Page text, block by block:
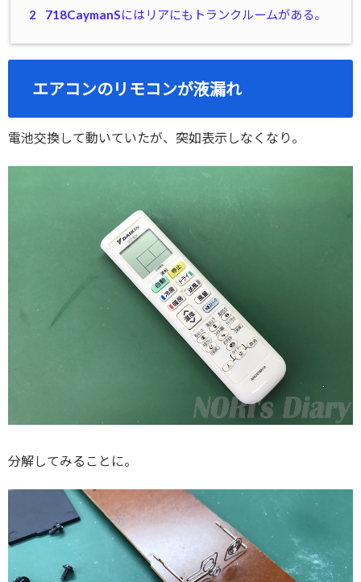
2 718CaymanSにはリアにもトランクルームがある。
エアコンのリモコンが液漏れ
電池交換して動いていたが、突如表示しなくなり。
分解してみることに。